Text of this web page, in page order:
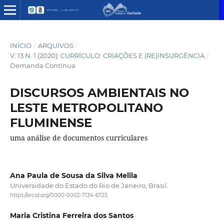
INÍCIO / ARQUIVOS /
V. 13 N. 1 (2020): CURRÍCULO: CRIAÇÕES E (RE)INSURGÊNCIA /
Demanda Contínua
DISCURSOS AMBIENTAIS NO
LESTE METROPOLITANO
FLUMINENSE
uma análise de documentos curriculares
Ana Paula de Sousa da Silva Melila
Universidade do Estado do Rio de Janeiro, Brasil.
https://orcid.org/0000-0002-7134-6725
Maria Cristina Ferreira dos Santos